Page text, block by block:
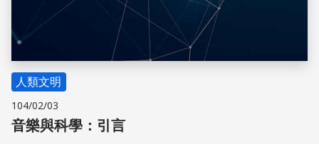
人類文明
104/02/03
音樂與科學：引言